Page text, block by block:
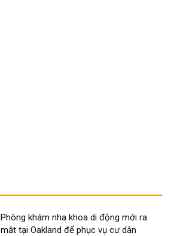
Phòng khám nha khoa di động mới ra
mắt tại Oakland để phục vụ cư dân